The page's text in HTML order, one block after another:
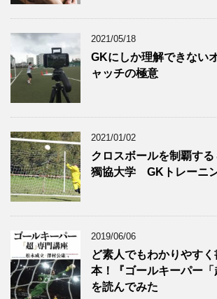
2021/05/18
GKにしか理解できない
ャッチの極意
2021/01/02
クロスボールを制覇す
獨協大学 GKトレーニ
2019/06/06
ど素人でもわかりやす
本！『ゴールキーパー「
を読んでみた